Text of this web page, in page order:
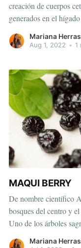
creación de cuerpos
generados en el
y su mayor fuente de
Mariana
Aug 1, 2022 • 1
MAQUI BERRY
De nombre científico
bosques del centro y
Uno de los árboles
Mariana